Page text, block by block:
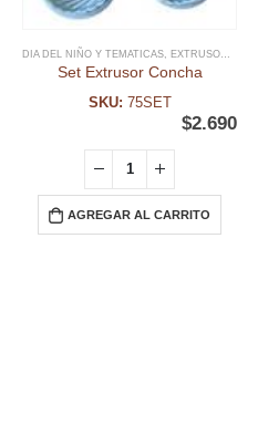
DIA DEL NIÑO Y TEMATICAS, EXTRUSOR FONDANT
Set Extrusor Concha
SKU: 75SET
$2.690
AGREGAR AL CARRITO